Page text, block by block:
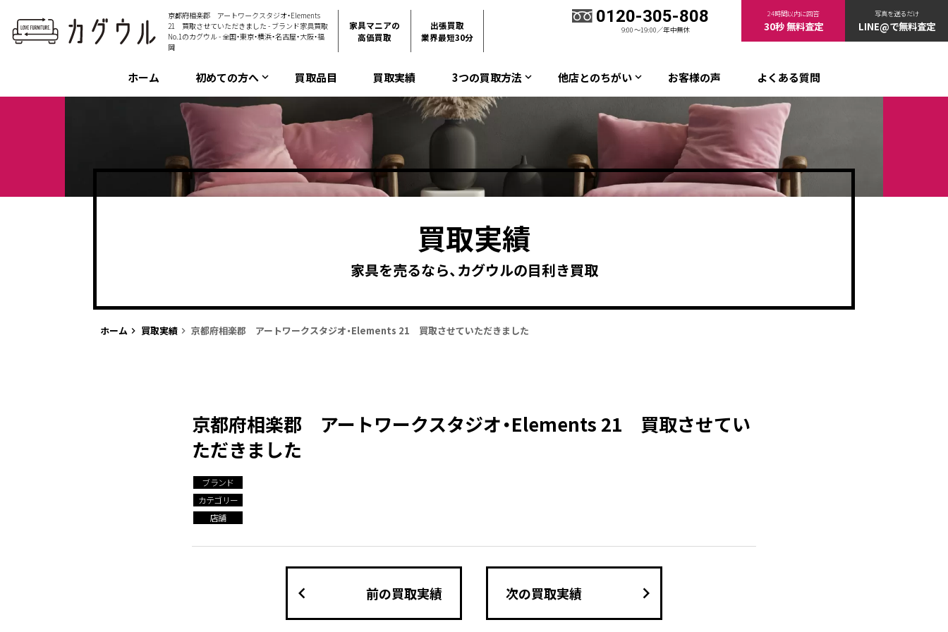
京都府相楽郡 アートワークスタジオ・Elements
21 買取させていただきました - ブランド家具買取
No.1のカグウル - 全国・東京・横浜・名古屋・大阪・福
岡
家具マニアの
高価買取
出張買取
業界最短30分
0120-305-808
9:00〜19:00／年中無休
24時間以内に回答
30秒 無料査定
写真を送るだけ
LINE@で無料査定
ホーム 初めての方へ keyboard_arrow_down 買取品目 買取実績 3つの買取方法 keyboard_arrow_down 他店とのちがいkeyboard_arrow_down お客様の声 よくある質問
買取実績
家具を売るなら、カグウルの目利き買取
ホーム keyboard_arrow_right 買取実績 keyboard_arrow_right 京都府相楽郡 アートワークスタジオ・Elements 21 買取させていただきました
京都府相楽郡 アートワークスタジオ・Elements 21 買取させてい
ただきました
ブランド
カテゴリー
店舗
前の買取実績
keyboard_arrow_left 次の買取実績 keyboard_arrow_right